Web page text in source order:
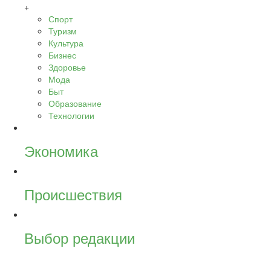
+
Спорт
Туризм
Культура
Бизнес
Здоровье
Мода
Быт
Образование
Технологии
Экономика
Происшествия
Выбор редакции